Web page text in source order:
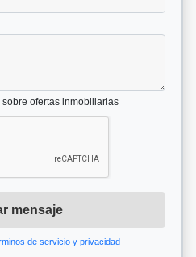
ofertas inmobiliarias
mensaje
de servicio y privacidad